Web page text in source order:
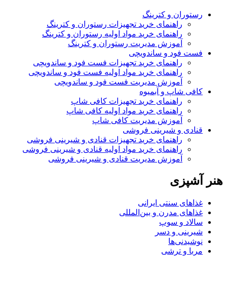
رستوران و کترینگ
راهنمای خرید تجهیزات رستوران و کترینگ
راهنمای خرید مواد اولیه رستوران و کترینگ
آموزش مدیریت رستوران و کترینگ
فست فود و ساندویچی
راهنمای خرید تجهیزات فست فود و ساندویچی
راهنمای خرید مواد اولیه فست فود و ساندویچی
آموزش مدیریت فست فود و ساندویچی
کافی شاپ و آبمیوه
راهنمای خرید تجهیزات کافی شاپ
راهنمای خرید مواد اولیه کافی‌ شاپ‌
آموزش مدیریت کافی شاپ
قنادی و شیرینی فروشی
راهنمای خرید تجهیزات قنادی و شیرینی فروشی
راهنمای خرید مواد اولیه قنادی و شیرینی فروشی
آموزش مدیریت قنادی و شیرینی فروشی
هنر آشپزی
غذاهای سنتی ایرانی
غذاهای مدرن و بین‌المللی
سالاد و سوپ
شیرینی و دسر
نوشیدنی‌ها
مربا و ترشی